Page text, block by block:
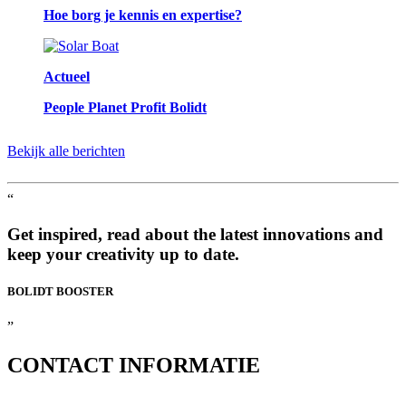
Hoe borg je kennis en expertise?
Actueel
People Planet Profit Bolidt
Bekijk alle berichten
“
Get inspired, read about the latest innovations and
keep your creativity up to date.
BOLIDT BOOSTER
”
CONTACT INFORMATIE